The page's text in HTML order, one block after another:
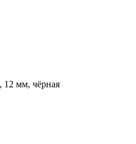
12 мм, чёрная